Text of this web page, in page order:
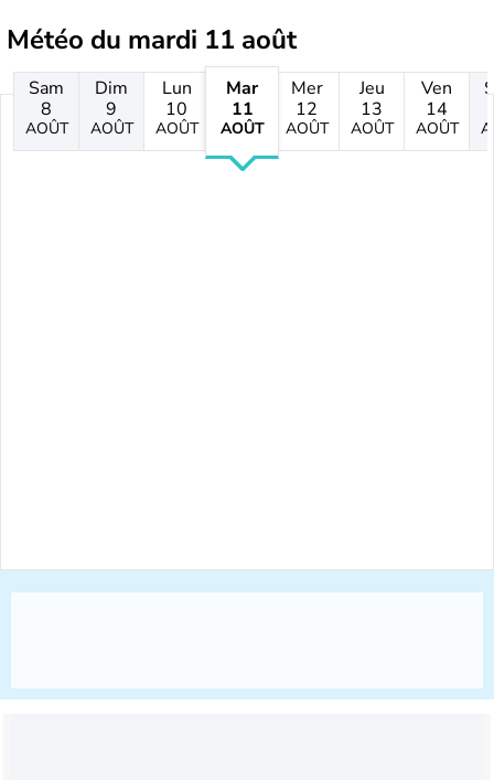
Météo du mardi 11 août
Sam
8
AOÛT
Dim
9
AOÛT
Lun
10
AOÛT
Mar
11
AOÛT
Mer
12
AOÛT
Jeu
13
AOÛT
Ven
14
AOÛT